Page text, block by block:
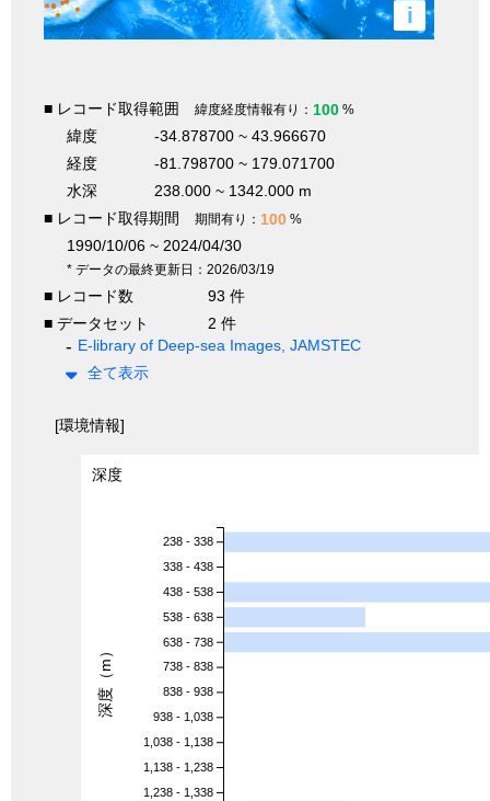
i
■ レコード取得範囲 緯度経度情報有り： 100 %
緯度
-34.878700 ~ 43.966670
経度
-81.798700 ~ 179.071700
水深
238.000 ~ 1342.000 m
■ レコード取得期間
期間有り： 100 %
1990/10/06 ~ 2024/04/30
* データの最終更新日：2026/03/19
■ レコード数
93 件
■ データセット
2 件
E-library of Deep-sea Images, JAMSTEC
全て表示
[環境情報]
深度
238 - 338
338 - 438
438 - 538
538 - 638
638 - 738
738 - 838
838 - 938
938 - 1,038
1,038 - 1,138
1,138 - 1,238
1,238 - 1,338
深度（m）